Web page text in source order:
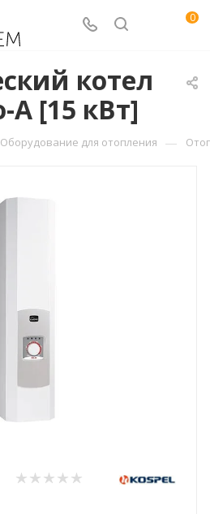
0
котел
A [15 кВт]
Оборудование для отопления —